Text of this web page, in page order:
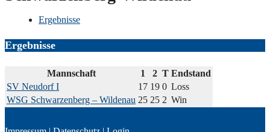
Ergebnisse
Ergebnisse
Mannschaft 1 2 T Endstand
SV Neudorf I
17 19 0 Loss
WSG Schwarzenberg – Wildenau 25 25 2 Win